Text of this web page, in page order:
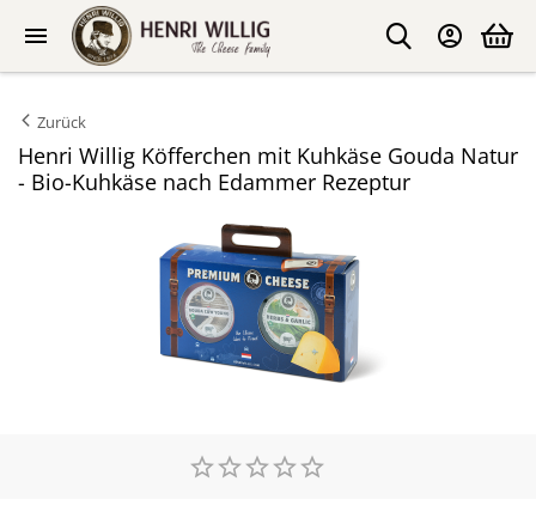
Zurück
Henri Willig Köfferchen mit Kuhkäse Gouda Natur
- Bio-Kuhkäse nach Edammer Rezeptur